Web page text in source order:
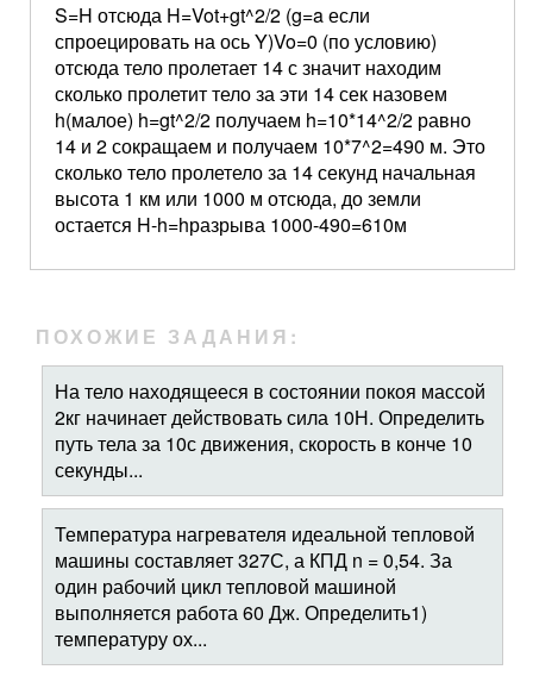
S=H отсюда H=Vot+gt^2/2 (g=a если
спроецировать на ось Y)Vo=0 (по условию)
отсюда тело пролетает 14 с значит находим
сколько пролетит тело за эти 14 сек назовем
h(малое) h=gt^2/2 получаем h=10*14^2/2 равно
14 и 2 сокращаем и получаем 10*7^2=490 м. Это
сколько тело пролетело за 14 секунд начальная
высота 1 км или 1000 м отсюда, до земли
остается H-h=hразрыва 1000-490=610м
ПОХОЖИЕ ЗАДАНИЯ:
На тело находящееся в состоянии покоя массой
2кг начинает действовать сила 10Н. Определить
путь тела за 10с движения, скорость в конче 10
секунды...
Температура нагревателя идеальной тепловой
машины составляет 327С, а КПД n = 0,54. За
один рабочий цикл тепловой машиной
выполняется работа 60 Дж. Определить1)
температуру ох...